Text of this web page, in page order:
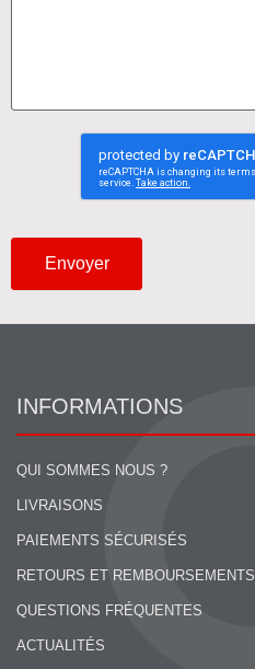
Envoyer
INFORMATIONS
QUI SOMMES NOUS ?
LIVRAISONS
PAIEMENTS SÉCURISÉS
RETOURS ET REMBOURSEMENTS
QUESTIONS FRÉQUENTES
ACTUALITÉS